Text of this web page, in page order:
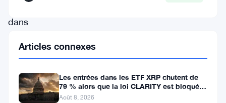
dans
cinq
années
Articles connexes
Les entrées dans les ETF XRP chutent de
79 % alors que la loi CLARITY est bloquée
avant la pause du Sénat
Août 8, 2026